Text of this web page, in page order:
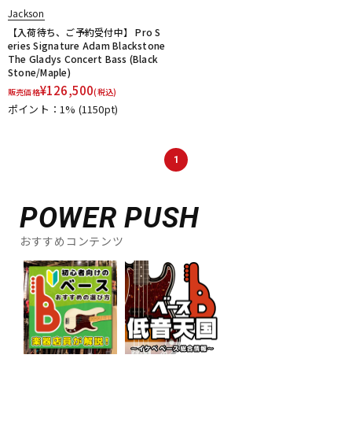
DJ機器
中古
Jackson
【入荷待ち、ご予約受付中】 Pro S
eries Signature Adam Blackstone
The Gladys Concert Bass (Black
Stone/Maple)
販売価格¥126,500(税込)
ポイント：1% (1150pt)
1
POWER PUSH
おすすめコンテンツ